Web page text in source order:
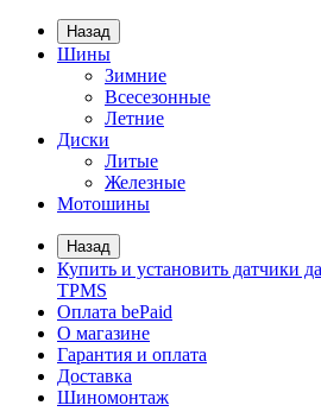
Назад
Шины
Зимние
Всесезонные
Летние
Диски
Литые
Железные
Мотошины
Назад
Купить и установить датчики
TPMS
Оплата bePaid
О магазине
Гарантия и оплата
Доставка
Шиномонтаж